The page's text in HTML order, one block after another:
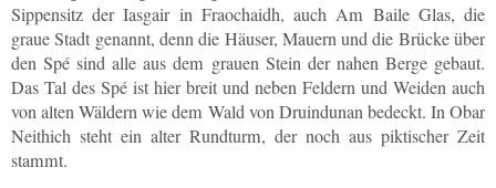
Sippensitz der Iasgair in Fraochaidh, auch Am Baile Glas, die
graue Stadt genannt, denn die Häuser, Mauern und die Brücke über
den Spé sind alle aus dem grauen Stein der nahen Berge gebaut.
Das Tal des Spé ist hier breit und neben Feldern und Weiden auch
von alten Wäldern wie dem Wald von Druindunan bedeckt. In Obar
Neithich steht ein alter Rundturm, der noch aus piktischer Zeit
stammt.